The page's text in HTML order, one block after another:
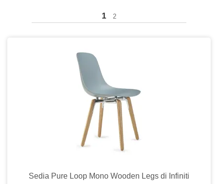
1 2
Sedia Pure Loop Mono Wooden Legs di Infiniti